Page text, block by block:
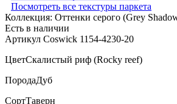
Посмотреть все текстуры паркета
Коллекция: Оттенки серого (Grеy
Есть в наличии
Артикул Coswick 1154-4230-20
ЦветСкалистый риф (Rocky reef)
ПородаДуб
СортТаверн